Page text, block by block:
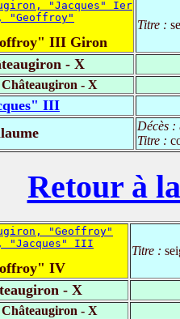
"Jacques" Ier
"Geoffroy"
III Giron
Titre :
- X
Châteaugiron - X
III
Décès :
Titre :
Retour à
"Geoffroy"
"Jacques" III
IV
Titre :
- X
Châteaugiron - X